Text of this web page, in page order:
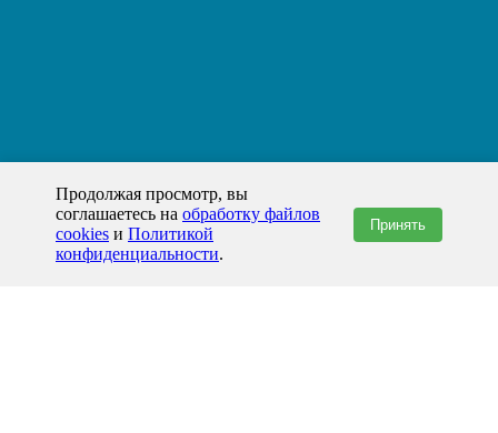
Продолжая просмотр, вы
соглашаетесь на обработку файлов
cookies и Политикой
конфиденциальности.
Принять